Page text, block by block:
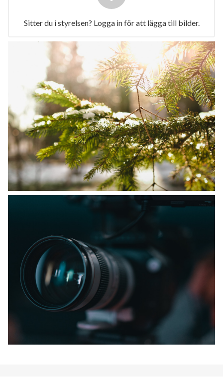
Sitter du i styrelsen? Logga in för att lägga till bilder.